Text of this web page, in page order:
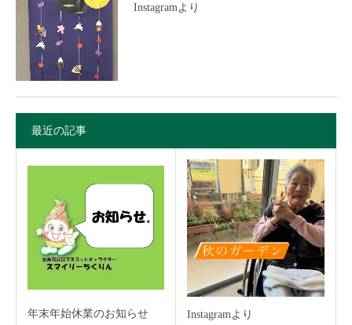
Instagramより
最近の記事
年末年始休業のお知らせ Instagramより